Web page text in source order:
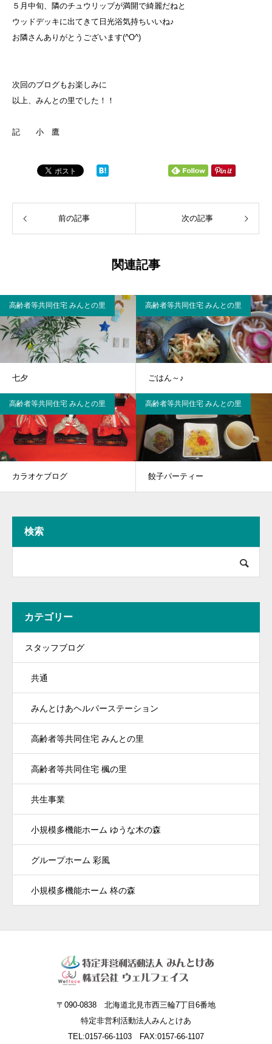
５月中旬、隣のチュウリップが満開で綺麗だねと
ウッドデッキに出てきて日光浴気持ちいいね♪
お隣さんありがとうございます(^O^)
次回のブログもお楽しみに
以上、みんとの里でした！！
記 小 鷹
前の記事 次の記事
関連記事
高齢者等共同住宅 みんとの里
七夕
高齢者等共同住宅 みんとの里
ごはん～♪
高齢者等共同住宅 みんとの里
カラオケブログ
高齢者等共同住宅 みんとの里
餃子パーティー
検索
カテゴリー
スタッフブログ
共通
みんとけあヘルパーステーション
高齢者等共同住宅 みんとの里
高齢者等共同住宅 楓の里
共生事業
小規模多機能ホーム ゆうな木の森
グループホーム 彩風
小規模多機能ホーム 柊の森
〒090-0838 北海道北見市西三輪7丁目6番地
特定非営利活動法人みんとけあ
TEL:0157-66-1103 FAX:0157-66-1107